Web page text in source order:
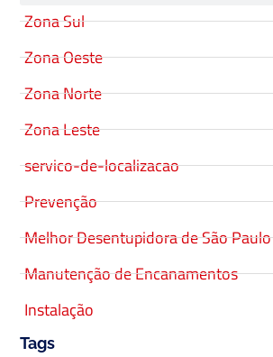
Zona Sul
Zona Oeste
Zona Norte
Zona Leste
servico-de-localizacao
Prevenção
Melhor Desentupidora de São Paulo
Manutenção de Encanamentos
Instalação
Tags